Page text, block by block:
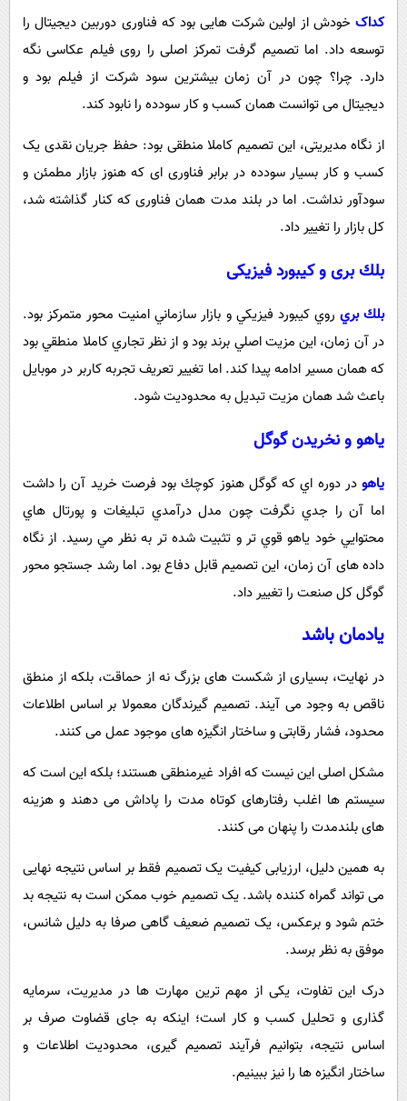
کداک خودش از اولین شرکت هایی بود که فناوری دوربین دیجیتال را
توسعه داد. اما تصمیم گرفت تمرکز اصلی را روی فیلم عکاسی نگه
دارد. چرا؟ چون در آن زمان بیشترین سود شرکت از فیلم بود و
دیجیتال می توانست همان کسب و کار سودده را نابود کند.
از نگاه مدیریتی، این تصمیم کاملا منطقی بود: حفظ جریان نقدی یک
کسب و کار بسیار سودده در برابر فناوری ای که هنوز بازار مطمئن و
سودآور نداشت. اما در بلند مدت همان فناوری که کنار گذاشته شد،
کل بازار را تغییر داد.
بلك بری و كيبورد فيزيكی
بلك بري روي كيبورد فيزيكي و بازار سازماني امنيت محور متمركز بود.
در آن زمان، اين مزيت اصلي برند بود و از نظر تجاري كاملا منطقي بود
كه همان مسير ادامه پيدا كند. اما تغيير تعريف تجربه كاربر در موبايل
باعث شد همان مزيت تبديل به محدوديت شود.
ياهو و نخریدن گوگل
ياهو در دوره اي كه گوگل هنوز كوچك بود فرصت خريد آن را داشت
اما آن را جدي نگرفت چون مدل درآمدي تبليغات و پورتال هاي
محتوايي خود ياهو قوي تر و تثبيت شده تر به نظر مي رسيد. از نگاه
داده های آن زمان، اين تصميم قابل دفاع بود. اما رشد جستجو محور
گوگل کل صنعت را تغییر داد.
یادمان باشد
در نهایت، بسیاری از شکست های بزرگ نه از حماقت، بلکه از منطق
ناقص به وجود می آیند. تصمیم گیرندگان معمولا بر اساس اطلاعات
محدود، فشار رقابتی و ساختار انگیزه های موجود عمل می کنند.
مشکل اصلی این نیست که افراد غیرمنطقی هستند؛ بلکه این است که
سیستم ها اغلب رفتارهای کوتاه مدت را پاداش می دهند و هزینه
های بلندمدت را پنهان می کنند.
به همین دلیل، ارزیابی کیفیت یک تصمیم فقط بر اساس نتیجه نهایی
می تواند گمراه کننده باشد. یک تصمیم خوب ممکن است به نتیجه بد
ختم شود و برعکس، یک تصمیم ضعیف گاهی صرفا به دلیل شانس،
موفق به نظر برسد.
درک این تفاوت، یکی از مهم ترین مهارت ها در مدیریت، سرمایه
گذاری و تحلیل کسب و کار است؛ اینکه به جای قضاوت صرف بر
اساس نتیجه، بتوانیم فرآیند تصمیم گیری، محدودیت اطلاعات و
ساختار انگیزه ها را نیز ببینیم.